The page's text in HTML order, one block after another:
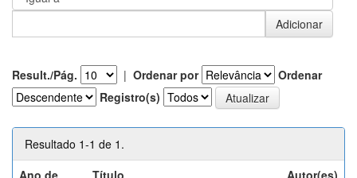
Result./Pág. | Ordenar por
Ordenar
Registro(s)
Resultado 1-1 de 1.
Ano de
Título Autor(es)